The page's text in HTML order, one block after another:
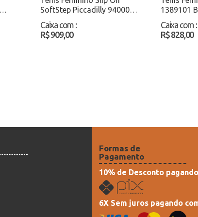
SoftStep Piccadilly 940001
Preto/Branco Atacado
Caixa com :
R$ 909,00
1389101
Caixa com :
R$ 828,00
Formas de
Pagamento
10% de Desconto
6X Sem juros pagando